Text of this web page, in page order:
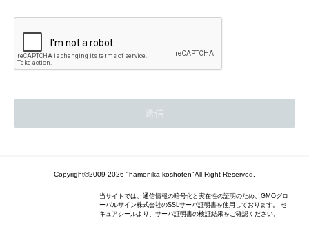
Copyright©2009-2026 "hamonika-koshoten"All Right Reserved.
当サイトでは、通信情報の暗号化と実在性の証明のため、GMOグロ
ーバルサイン株式会社のSSLサーバ証明書を使用しております。 セ
キュアシールより、サーバ証明書の検証結果をご確認ください。